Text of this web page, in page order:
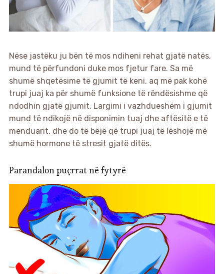
Nëse jastëku ju bën të mos ndiheni rehat gjatë natës,
mund të përfundoni duke mos fjetur fare. Sa më
shumë shqetësime të gjumit të keni, aq më pak kohë
trupi juaj ka për shumë funksione të rëndësishme që
ndodhin gjatë gjumit. Largimi i vazhdueshëm i gjumit
mund të ndikojë në disponimin tuaj dhe aftësitë e të
menduarit, dhe do të bëjë që trupi juaj të lëshojë më
shumë hormone të stresit gjatë ditës.
Parandalon puçrrat në fytyrë